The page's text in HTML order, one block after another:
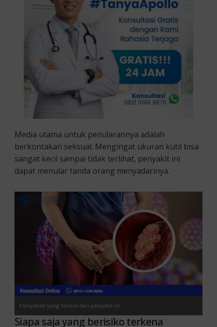
Media utama untuk penularannya adalah
berkontakan seksual. Mengingat ukuran kutil bisa
sangat kecil sampai tidak terlihat, penyakit ini
dapat menular tanda orang menyadarinya.
Penyebab yang timbul dari penyakit ini
Siapa saja yang berisiko terkena